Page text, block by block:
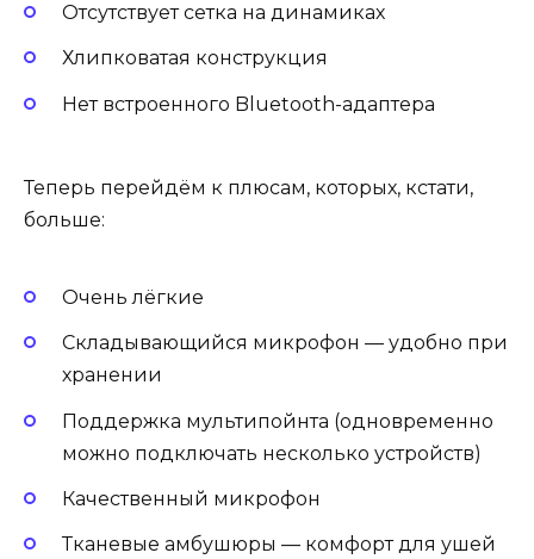
Отсутствует сетка на динамиках
Хлипковатая конструкция
Нет встроенного Bluetooth-адаптера
Теперь перейдём к плюсам, которых, кстати,
больше:
Очень лёгкие
Складывающийся микрофон — удобно при
хранении
Поддержка мультипойнта (одновременно
можно подключать несколько устройств)
Качественный микрофон
Тканевые амбушюры — комфорт для ушей